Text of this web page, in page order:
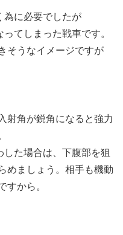
為に必要でしたが
てしまった戦車です。
そうなイメージですが
射角が鋭角になると強力
た場合は、下腹部を狙
めましょう。相手も機動
すから。